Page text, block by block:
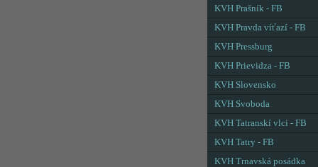
KVH Prašník - FB
KVH Pravda víťazí - FB
KVH Pressburg
KVH Prievidza - FB
KVH Slovensko
KVH Svoboda
KVH Tatranskí vlci - FB
KVH Tatry - FB
KVH Trnavská posádka